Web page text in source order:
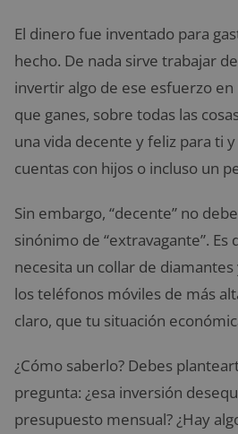
El dinero fue inventado para
hecho. De nada sirve trabajar
invertir algo de ese esfuerzo
que ganes, sobre todas las
una vida decente y feliz para ti
cuentas con hijos o incluso un
Sin embargo, “decente” no
sinónimo de “extravagante”.
necesita un collar de
los teléfonos móviles de más
claro, que tu situación
¿Cómo saberlo? Debes
pregunta: ¿esa inversión
presupuesto mensual? ¿Hay